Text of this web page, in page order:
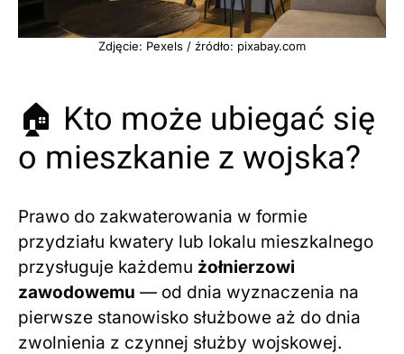
Zdjęcie: Pexels / źródło: pixabay.com
🏠 Kto może ubiegać się
o mieszkanie z wojska?
Prawo do zakwaterowania w formie
przydziału kwatery lub lokalu mieszkalnego
przysługuje każdemu żołnierzowi
zawodowemu — od dnia wyznaczenia na
pierwsze stanowisko służbowe aż do dnia
zwolnienia z czynnej służby wojskowej.